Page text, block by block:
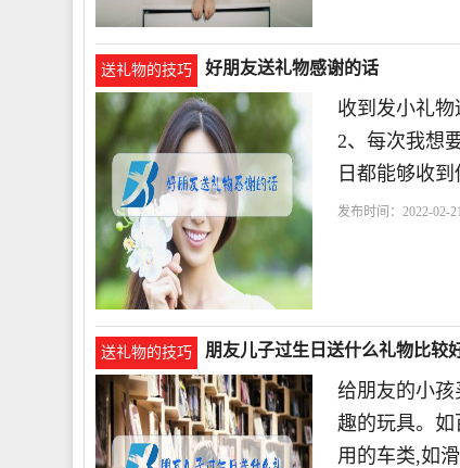
送礼物的技巧 好朋友送礼物感谢的话
收到发小礼物
2、每次我想
日都能够收
发布时间：2022-02-
送礼物的技巧 朋友儿子过生日送什么礼物比较
给朋友的小
趣的玩具。
用的车类,如